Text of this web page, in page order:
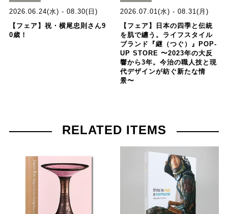
2026.06.24(水) - 08.30(日)
【フェア】祝・横尾忠則さん9
0歳！
2026.07.01(水) - 08.31(月)
【フェア】日本の四季と伝統
を肌で纏う。ライフスタイル
ブランド『継（つぐ）』POP-
UP STORE 〜2023年の大反
響から3年。今治の職人技と現
代デザインが紡ぐ新たな情
景〜
RELATED ITEMS